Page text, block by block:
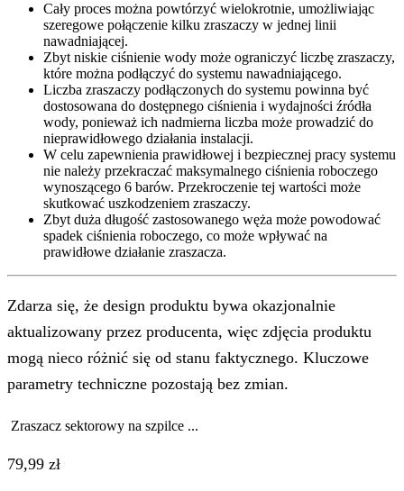
Cały proces można powtórzyć wielokrotnie, umożliwiając
szeregowe połączenie kilku zraszaczy w jednej linii
nawadniającej.
Zbyt niskie ciśnienie wody może ograniczyć liczbę zraszaczy,
które można podłączyć do systemu nawadniającego.
Liczba zraszaczy podłączonych do systemu powinna być
dostosowana do dostępnego ciśnienia i wydajności źródła
wody, ponieważ ich nadmierna liczba może prowadzić do
nieprawidłowego działania instalacji.
W celu zapewnienia prawidłowej i bezpiecznej pracy systemu
nie należy przekraczać maksymalnego ciśnienia roboczego
wynoszącego 6 barów. Przekroczenie tej wartości może
skutkować uszkodzeniem zraszaczy.
Zbyt duża długość zastosowanego węża może powodować
spadek ciśnienia roboczego, co może wpływać na
prawidłowe działanie zraszacza.
Zdarza się, że design produktu bywa okazjonalnie
aktualizowany przez producenta, więc zdjęcia produktu
mogą nieco różnić się od stanu faktycznego. Kluczowe
parametry techniczne pozostają bez zmian.
Zraszacz sektorowy na szpilce ...
79,99 zł